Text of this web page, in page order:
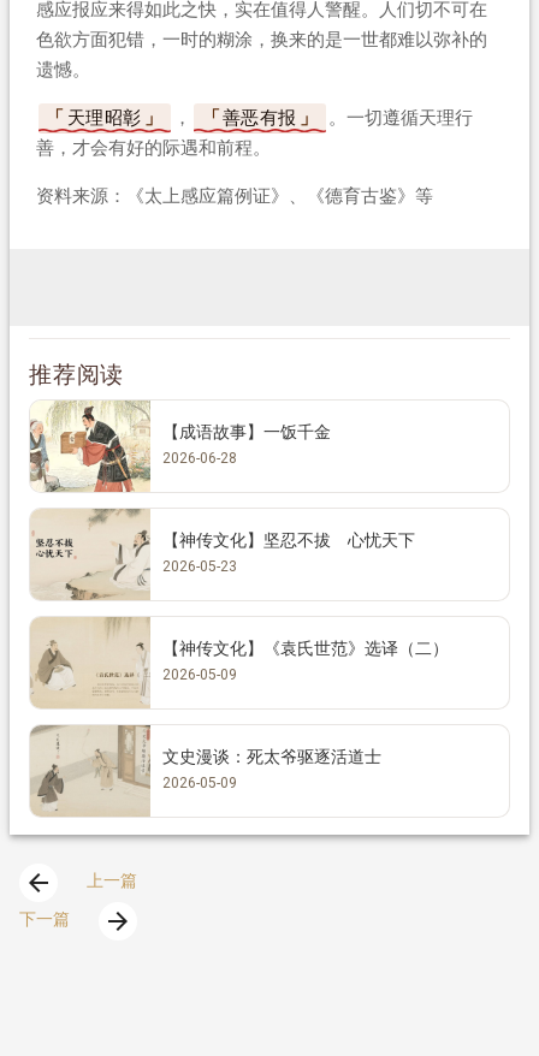
感应报应来得如此之快，实在值得人警醒。人们切不可在
色欲方面犯错，一时的糊涂，换来的是一世都难以弥补的
遗憾。
天理昭彰 ， 善恶有报
。一切遵循天理行
善，才会有好的际遇和前程。
资料来源：《太上感应篇例证》、《德育古鉴》等
推荐阅读
【成语故事】一饭千金
2026-06-28
【神传文化】坚忍不拔 心忧天下
2026-05-23
【神传文化】《袁氏世范》选译（二）
2026-05-09
文史漫谈：死太爷驱逐活道士
2026-05-09
arrow_back
上一篇
下一篇
arrow_forward